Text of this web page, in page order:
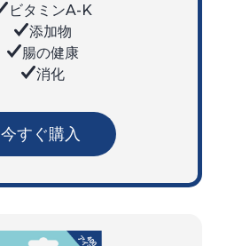
ビタミンA-K
添加物
腸の健康
消化
今すぐ購入